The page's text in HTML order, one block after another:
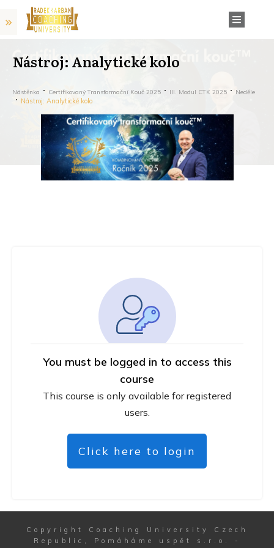
Nástroj: Analytické kolo
Nástěnka Certifikovaný Transformační Kouč 2025 III. Modul CTK 2025 Neděle
Nástroj: Analytické kolo
You must be logged in to access this
course
This course is only available for registered
users.
Click here to login
Copyright
Coaching University Czech
Republic, Pomáháme uspět s.r.o.
-